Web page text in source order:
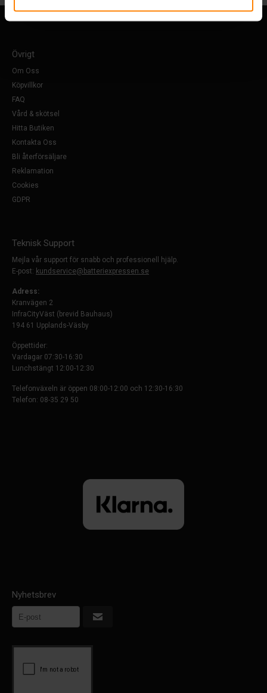
Övrigt
Om Oss
Köpvillkor
FAQ
Vård & skötsel
Hitta Butiken
Kontakta Oss
Bli återförsäljare
Reklamation
Cookies
GDPR
Teknisk Support
Mejla vår support för snabb och professionell hjälp.
E-post: kundservice@batteriexpressen.se
Adress:
Kranvägen 2
InfraCityVäst (brevid Bauhaus)
194 61 Upplands-Väsby
Öppettider:
Vardagar 07:30-16:30
Lunchstängt 12:00-12:30
Telefonväxeln är öppen 08:00-12:00 och 12:30-16:30
Telefon: 08-35 29 50
Nyhetsbrev